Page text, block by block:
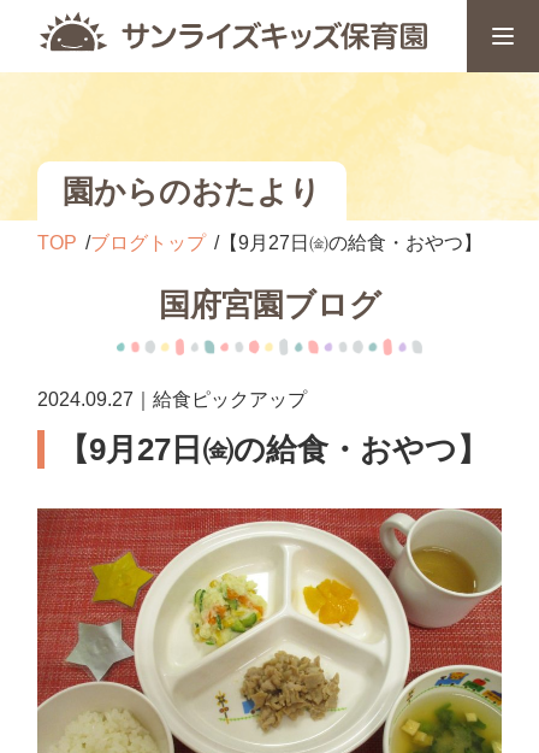
園からのおたより
TOP ブログトップ 【9月27日㈮の給食・おやつ】
国府宮園ブログ
2024.09.27｜給食ピックアップ
【9月27日㈮の給食・おやつ】